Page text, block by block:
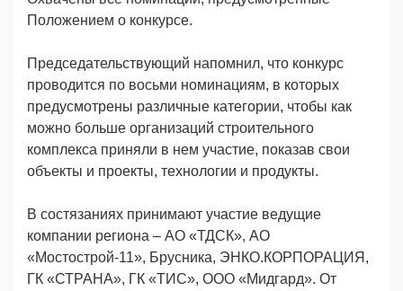
Положением о конкурсе.
Председательствующий напомнил, что конкурс
проводится по восьми номинациям, в которых
предусмотрены различные категории, чтобы как
можно больше организаций строительного
комплекса приняли в нем участие, показав свои
объекты и проекты, технологии и продукты.
В состязаниях принимают участие ведущие
компании региона – АО «ТДСК», АО
«Мостострой-11», Брусника, ЭНКО.КОРПОРАЦИЯ,
ГК «СТРАНА», ГК «ТИС», ООО «Мидгард». От